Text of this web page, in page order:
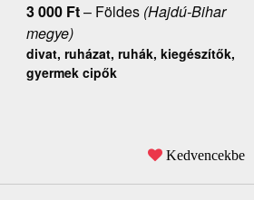
3 000 Ft– Földes(Hajdú-Bihar
megye)
divat, ruházat, ruhák, kiegészítők,
gyermek cipők
Kedvencekbe